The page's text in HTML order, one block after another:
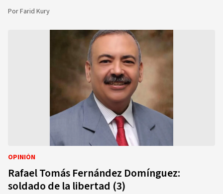
PorFarid Kury
OPINIÓN
Rafael Tomás Fernández Domínguez:
soldado de la libertad (3)